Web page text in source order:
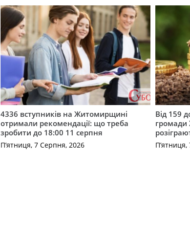
4336 вступників на Житомирщині
отримали рекомендації: що треба
зробити до 18:00 11 серпня
П’ятниця, 7 Серпня, 2026
Від 159
громади